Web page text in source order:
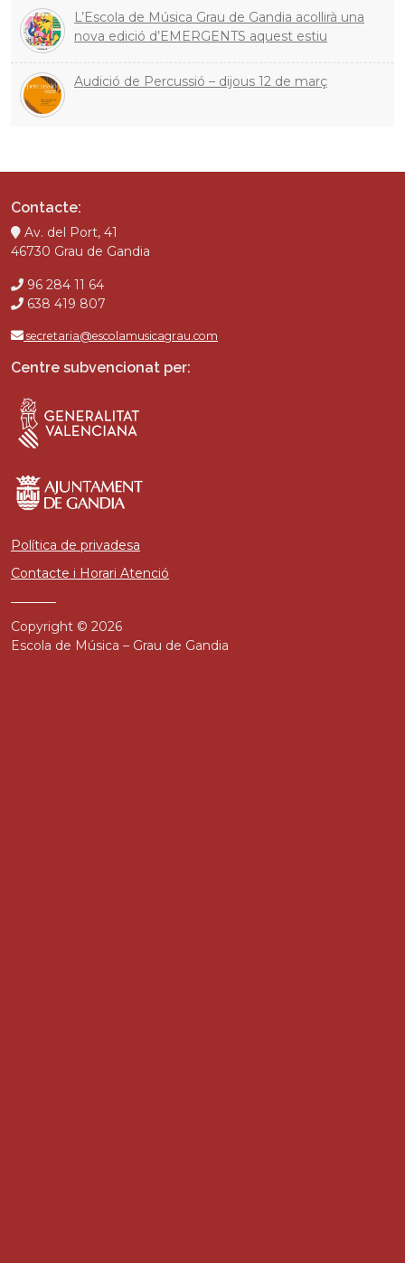
L’Escola de Música Grau de Gandia acollirà una
nova edició d’EMERGENTS aquest estiu
Audició de Percussió – dijous 12 de març
Contacte:
Av. del Port, 41
46730 Grau de Gandia
96 284 11 64
638 419 807
secretaria@escolamusicagrau.com
Centre subvencionat per:
Política de privadesa
Contacte i Horari Atenció
Copyright © 2026
Escola de Música – Grau de Gandia